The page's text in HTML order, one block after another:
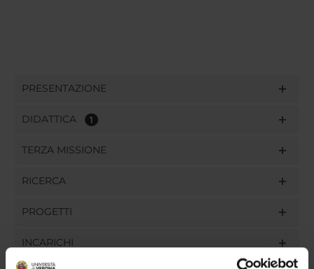
PRESENTAZIONE
DIDATTICA 1
TERZA MISSIONE
RICERCA
PROGETTI
INCARICHI